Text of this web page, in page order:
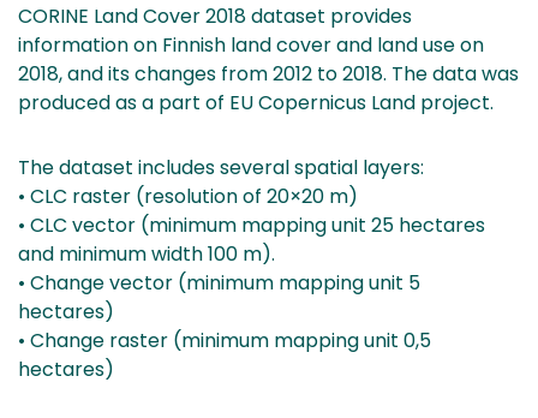
CORINE Land Cover 2018 dataset provides
information on Finnish land cover and land use on
2018, and its changes from 2012 to 2018. The data was
produced as a part of EU Copernicus Land project.
The dataset includes several spatial layers:
• CLC raster (resolution of 20×20 m)
• CLC vector (minimum mapping unit 25 hectares
and minimum width 100 m).
• Change vector (minimum mapping unit 5
hectares)
• Change raster (minimum mapping unit 0,5
hectares)